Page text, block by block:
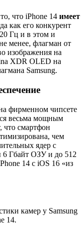
что iPhone 14 имеет
как его конкурент
Гц и в этом и
менее, флагман от
изображения на
XDR OLED на
Samsung.
фирменном чипсете
весьма мощным
что смартфон
чем
ядер с
6 Гбайт ОЗУ и до 512
14 с iOS 16 «из
камер у Samsung
14.